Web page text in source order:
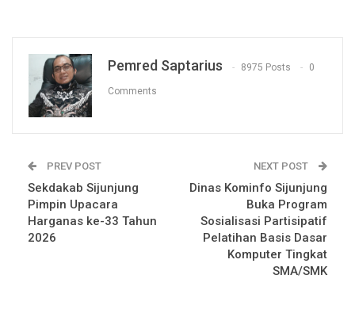
Pemred Saptarius 8975 Posts 0
Comments
PREV POST
Sekdakab Sijunjung
Pimpin Upacara
Harganas ke-33 Tahun
2026
NEXT POST
Dinas Kominfo Sijunjung
Buka Program
Sosialisasi Partisipatif
Pelatihan Basis Dasar
Komputer Tingkat
SMA/SMK